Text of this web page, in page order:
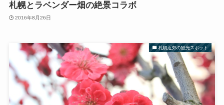
札幌とラベンダー畑の絶景コラボ
2016年8月26日
札幌近郊の観光スポット